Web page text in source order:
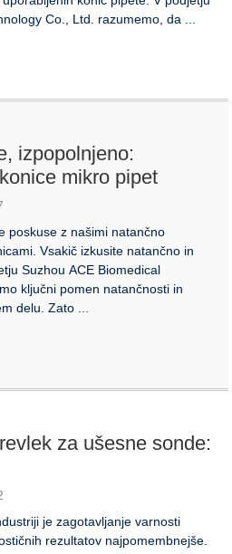
Co., Ltd. razumemo, da ...
izpopolnjeno:
mikro pipet
poskuse z našimi natančno
Vsakič izkusite natančno in
Suzhou ACE Biomedical
ključni pomen natančnosti in
delu. Zato ...
za ušesne sonde:
je zagotavljanje varnosti
rezultatov najpomembnejše.